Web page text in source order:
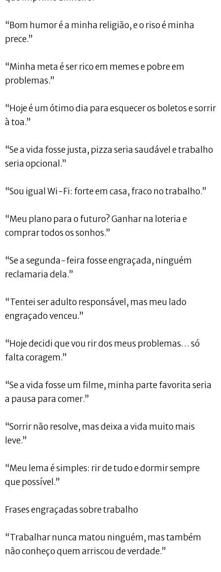
“Bom humor é a minha religião, e o riso é minha
prece.”
“Minha meta é ser rico em memes e pobre em
problemas.”
“Hoje é um ótimo dia para esquecer os boletos e sorrir
à toa.”
“Se a vida fosse justa, pizza seria saudável e trabalho
seria opcional.”
“Sou igual Wi-Fi: forte em casa, fraco no trabalho.”
“Meu plano para o futuro? Ganhar na loteria e
comprar todos os sonhos.”
“Se a segunda-feira fosse engraçada, ninguém
reclamaria dela.”
“Tentei ser adulto responsável, mas meu lado
engraçado venceu.”
“Hoje decidi que vou rir dos meus problemas… só
falta coragem.”
“Se a vida fosse um filme, minha parte favorita seria
a pausa para comer.”
“Sorrir não resolve, mas deixa a vida muito mais
leve.”
“Meu lema é simples: rir de tudo e dormir sempre
que possível.”
Frases engraçadas sobre trabalho
“Trabalhar nunca matou ninguém, mas também
não conheço quem arriscou de verdade.”